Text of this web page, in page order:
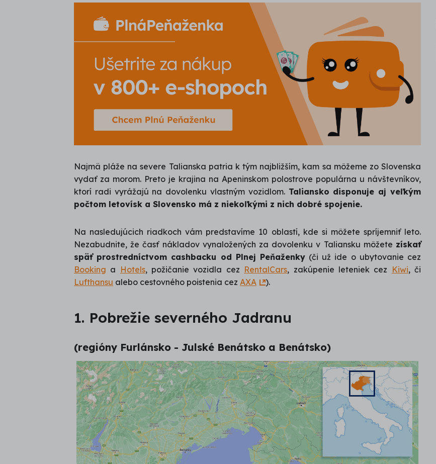
Najmä pláže na severe Talianska patria k tým najbližším, kam sa môžeme zo Slovenska
vydať za morom. Preto je krajina na Apeninskom polostrove populárna u návštevníkov,
ktorí radi vyrážajú na dovolenku vlastným vozidlom. Taliansko disponuje aj veľkým
počtom letovísk a Slovensko má z niekoľkými z nich dobré spojenie.
Na nasledujúcich riadkoch vám predstavíme 10 oblastí, kde si môžete spríjemniť leto.
Nezabudnite, že časť nákladov vynaložených za dovolenku v Taliansku môžete získať
späť prostredníctvom cashbacku od Plnej Peňaženky(či už ide o ubytovanie cez
Booking a Hotels, požičanie vozidla cez RentalCars, zakúpenie leteniek cez Kiwi, či
Lufthansu alebo cestovného poistenia cez AXA ).
1. Pobrežie severného Jadranu
(regióny Furlánsko - Julské Benátsko a Benátsko)